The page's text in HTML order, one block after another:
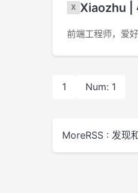
Xiaozhu |
前端工程师，爱
1 Num: 1
MoreRSS : 发现